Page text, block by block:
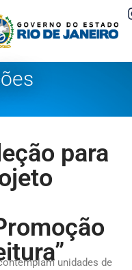
para
unidades de